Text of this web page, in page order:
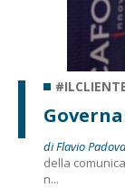
di Flavio
della
n...